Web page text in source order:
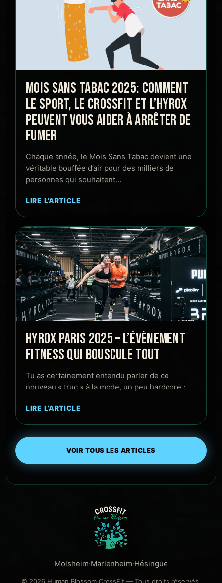
MOIS SANS TABAC 2025: COMMENT
LE SPORT, LE CROSSFIT ET L’HYROX
PEUVENT VOUS AIDER À ARRÊTER DE
FUMER
Chaque année, le Mois Sans Tabac devient une
véritable bouffée d’air pour des milliers de
personnes qui souhaitent…
LIRE L’ARTICLE
HYROX PARIS 2025 – L’ÉVÈNEMENT
FITNESS QUI BOUSCULE TOUT
Tu as certainement entendu parler de ce
nouveau « truc » à la mode, un peu hardcore :…
LIRE L’ARTICLE
VOIR TOUS LES ARTICLES
Molsheim·Marlenheim·Hésingue
© 2026 Human Blossom CrossFit — Tous droits réservés.